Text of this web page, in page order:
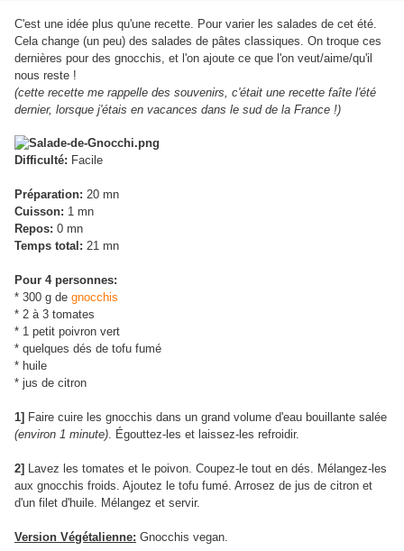
C'est une idée plus qu'une recette. Pour varier les salades de cet été.
Cela change (un peu) des salades de pâtes classiques. On troque ces
dernières pour des gnocchis, et l'on ajoute ce que l'on veut/aime/qu'il
nous reste !
(cette recette me rappelle des souvenirs, c'était une recette faîte l'été
dernier, lorsque j'étais en vacances dans le sud de la France !)
Difficulté: Facile
Préparation: 20 mn
Cuisson: 1 mn
Repos: 0 mn
Temps total: 21 mn
Pour 4 personnes:
* 300 g de gnocchis
* 2 à 3 tomates
* 1 petit poivron vert
* quelques dés de tofu fumé
* huile
* jus de citron
1] Faire cuire les gnocchis dans un grand volume d'eau bouillante salée
(environ 1 minute). Égouttez-les et laissez-les refroidir.
2] Lavez les tomates et le poivon. Coupez-le tout en dés. Mélangez-les
aux gnocchis froids. Ajoutez le tofu fumé. Arrosez de jus de citron et
d'un filet d'huile. Mélangez et servir.
Version Végétalienne: Gnocchis vegan.